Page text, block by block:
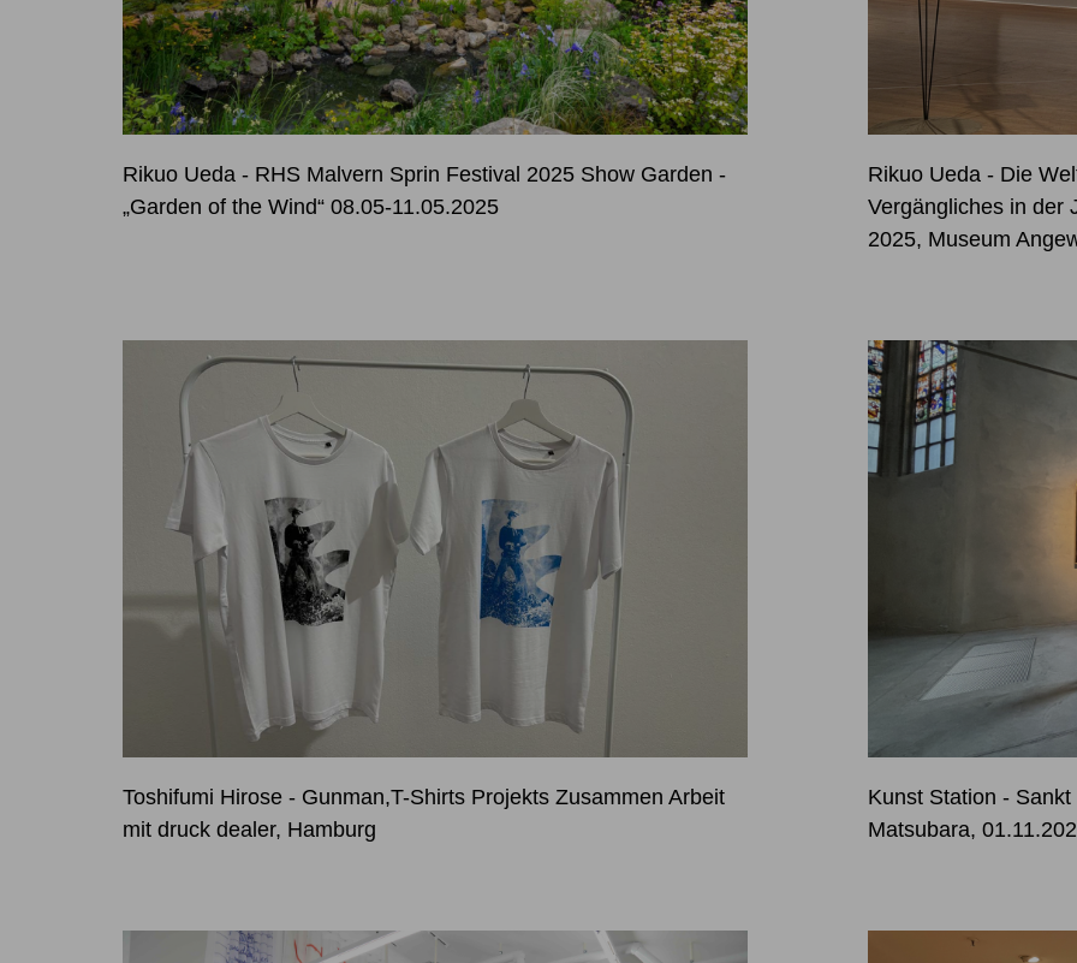
Rikuo Ueda - RHS Malvern Sprin Festival 2025 Show Garden -
„Garden of the Wind“ 08.05-11.05.2025
Rikuo Ueda - Die
Vergängliches in der
2025, Museum
Toshifumi Hirose - Gunman,T-Shirts Projekts Zusammen Arbeit
mit druck dealer, Hamburg
Kunst Station -
Matsubara,